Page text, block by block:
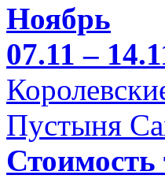
Ноябрь
07.11 –
Пустыня
Стоимость